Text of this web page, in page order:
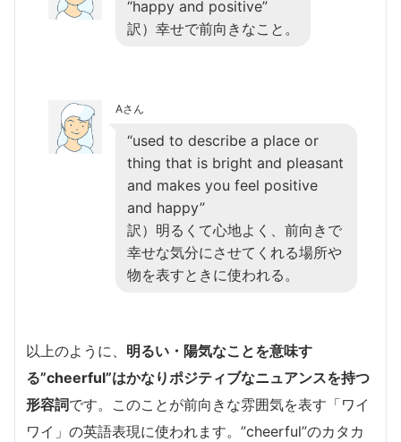
“happy and positive”
訳）幸せで前向きなこと。
Aさん
“used to describe a place or
thing that is bright and pleasant
and makes you feel positive
and happy”
訳）明るくて心地よく、前向きで
幸せな気分にさせてくれる場所や
物を表すときに使われる。
以上のように、 明るい・陽気なことを意味す
る”cheerful”はかなりポジティブなニュアンスを持つ
形容詞です。このことが前向きな雰囲気を表す「ワイ
ワイ」の英語表現に使われます。”cheerful”のカタカ